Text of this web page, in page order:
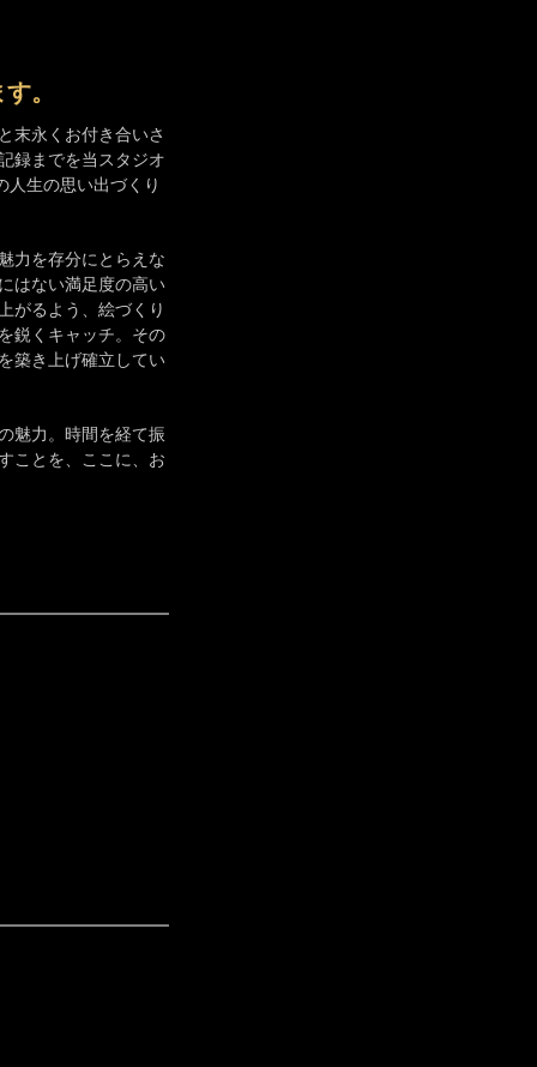
。
末永くお付き合いさ
録までを当スタジオ
人生の思い出づくり
力を存分にとらえな
はない満足度の高い
がるよう、絵づくり
鋭くキャッチ。その
築き上げ確立してい
魅力。時間を経て振
ことを、ここに、お